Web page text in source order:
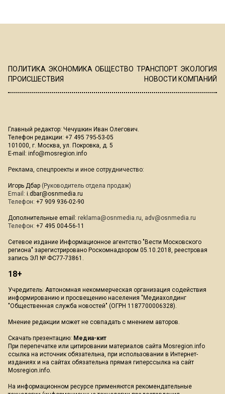
ПОЛИТИКА ЭКОНОМИКА ОБЩЕСТВО ТРАНСПОРТ ЭКОЛОГИЯ
ПРОИСШЕСТВИЯ
НОВОСТИ КОМПАНИЙ
Главный редактор: Чечушкин Иван Олегович.
Телефон редакции: +7 495 795-53-05
101000, г. Москва, ул. Покровка, д. 5
E-mail: info@mosregion.info
Реклама, спецпроекты и иное сотрудничество:
Игорь Дбар (Руководитель отдела продаж)
Email: i.dbar@osnmedia.ru
Телефон: +7 909 936-02-90
Дополнительные email: reklama@osnmedia.ru, adv@osnmedia.ru
Телефон: +7 495 004-56-11
Сетевое издание Информационное агентство "Вести Московского
региона" зарегистрировано Роскомнадзором 05.10.2018, реестровая
запись ЭЛ № ФС77-73861.
18+
Учредитель: Автономная некоммерческая организация содействия
информированию и просвещению населения "Медиахолдинг
"Общественная служба новостей" (ОГРН 1187700006328).
Мнение редакции может не совпадать с мнением авторов.
Скачать презентацию: Медиа-кит
При перепечатке или цитировании материалов сайта Mosregion.info
ссылка на источник обязательна, при использовании в Интернет-
изданиях и на сайтах обязательна прямая гиперссылка на сайт
Mosregion.info.
На информационном ресурсе применяются рекомендательные